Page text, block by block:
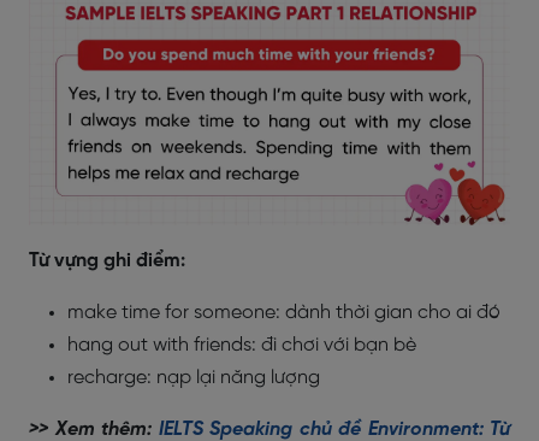
Từ vựng ghi điểm:
make time for someone: dành thời gian cho ai đó
hang out with friends: đi chơi với bạn bè
recharge: nạp lại năng lượng
>> Xem thêm: IELTS Speaking chủ đề Environment: Từ